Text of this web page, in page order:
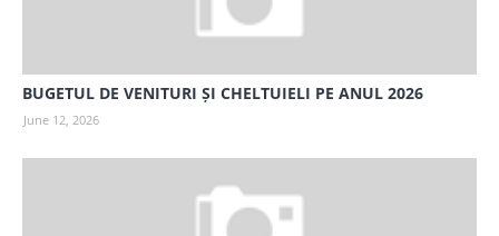
BUGETUL DE VENITURI ȘI CHELTUIELI PE ANUL 2026
June 12, 2026